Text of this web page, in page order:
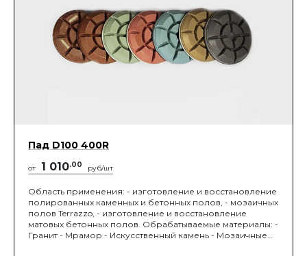
Пад D100 400R
от 1 010.00 руб/шт
Область применения: - изготовление и восстановление
полированных каменных и бетонных полов, - мозаичных
полов Terrazzo, - изготовление и восстановление
матовых бетонных полов. Обрабатываемые материалы: -
Гранит - Мрамор - Искусственный камень - Мозаичные